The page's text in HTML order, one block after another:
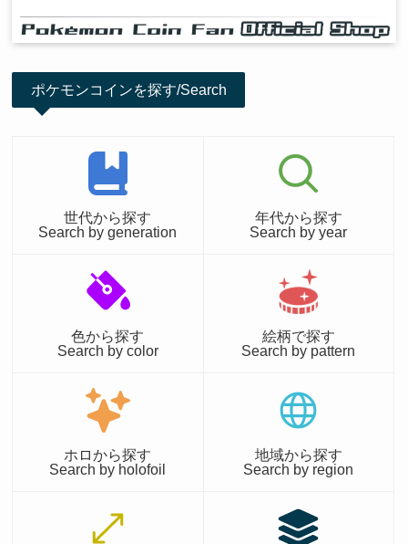
ポケモンコインを探す/Search
世代から探す
Search by generation
年代から探す
Search by year
色から探す
Search by color
絵柄で探す
Search by pattern
ホロから探す
Search by holofoil
地域から探す
Search by region